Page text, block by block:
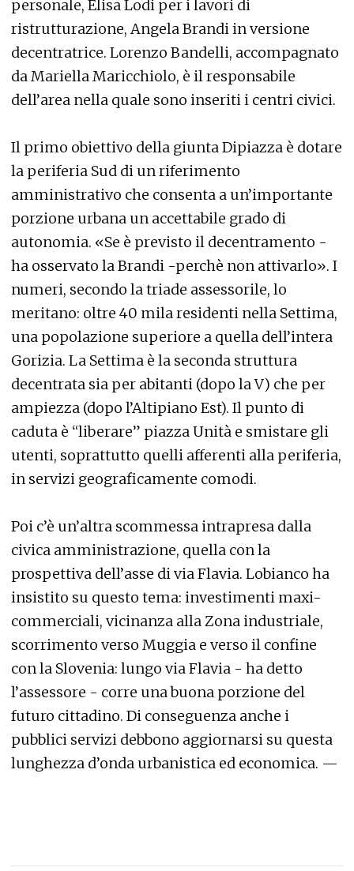
personale, Elisa Lodi per i lavori di
ristrutturazione, Angela Brandi in versione
decentratrice. Lorenzo Bandelli, accompagnato
da Mariella Maricchiolo, è il responsabile
dell’area nella quale sono inseriti i centri civici.
Il primo obiettivo della giunta Dipiazza è dotare
la periferia Sud di un riferimento
amministrativo che consenta a un’importante
porzione urbana un accettabile grado di
autonomia. «Se è previsto il decentramento -
ha osservato la Brandi -perchè non attivarlo». I
numeri, secondo la triade assessorile, lo
meritano: oltre 40 mila residenti nella Settima,
una popolazione superiore a quella dell’intera
Gorizia. La Settima è la seconda struttura
decentrata sia per abitanti (dopo la V) che per
ampiezza (dopo l’Altipiano Est). Il punto di
caduta è “liberare” piazza Unità e smistare gli
utenti, soprattutto quelli afferenti alla periferia,
in servizi geograficamente comodi.
Poi c’è un’altra scommessa intrapresa dalla
civica amministrazione, quella con la
prospettiva dell’asse di via Flavia. Lobianco ha
insistito su questo tema: investimenti maxi-
commerciali, vicinanza alla Zona industriale,
scorrimento verso Muggia e verso il confine
con la Slovenia: lungo via Flavia - ha detto
l’assessore - corre una buona porzione del
futuro cittadino. Di conseguenza anche i
pubblici servizi debbono aggiornarsi su questa
lunghezza d’onda urbanistica ed economica. —